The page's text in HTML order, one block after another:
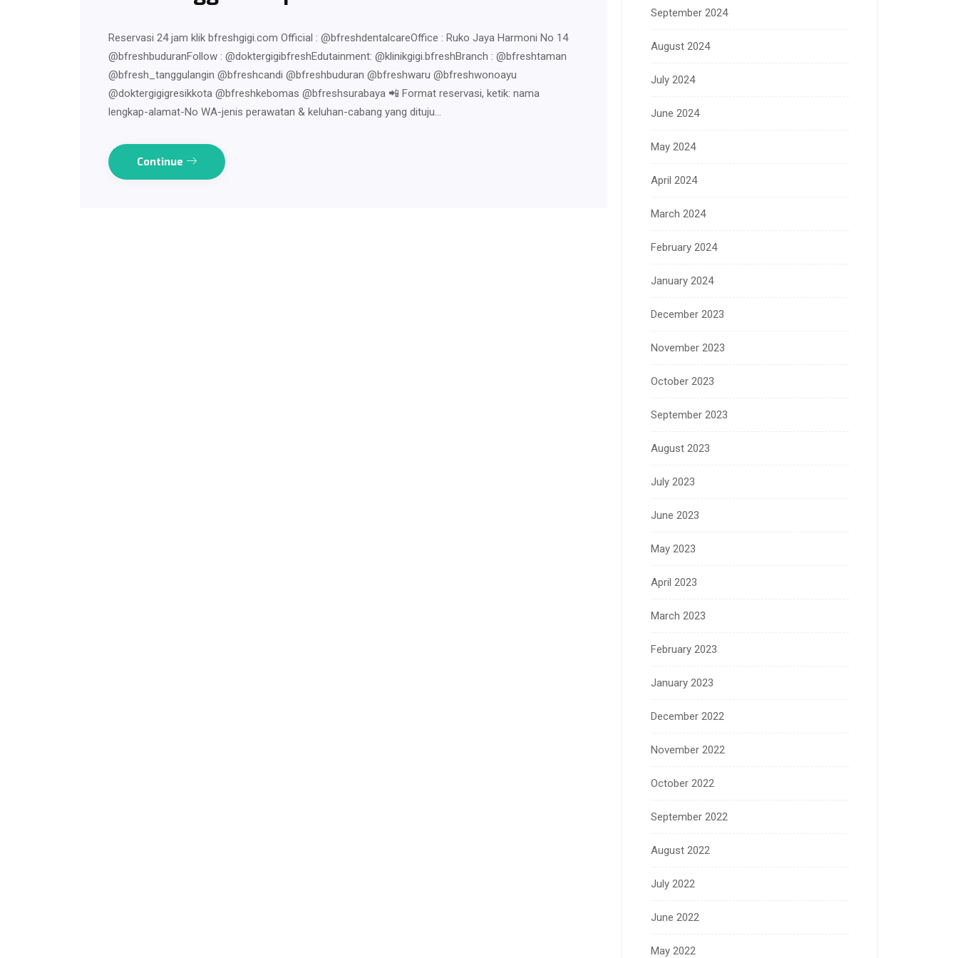
Reservasi 24 jam klik bfreshgigi.com Official : @bfreshdentalcareOffice : Ruko Jaya Harmoni No 14
@bfreshbuduranFollow : @doktergigibfreshEdutainment: @klinikgigi.bfreshBranch : @bfreshtaman
@bfresh_tanggulangin @bfreshcandi @bfreshbuduran @bfreshwaru @bfreshwonoayu
@doktergigigresikkota @bfreshkebomas @bfreshsurabaya 📲 Format reservasi, ketik: nama
lengkap-alamat-No WA-jenis perawatan & keluhan-cabang yang dituju…
Continue
September 2024
August 2024
July 2024
June 2024
May 2024
April 2024
March 2024
February 2024
January 2024
December 2023
November 2023
October 2023
September 2023
August 2023
July 2023
June 2023
May 2023
April 2023
March 2023
February 2023
January 2023
December 2022
November 2022
October 2022
September 2022
August 2022
July 2022
June 2022
May 2022